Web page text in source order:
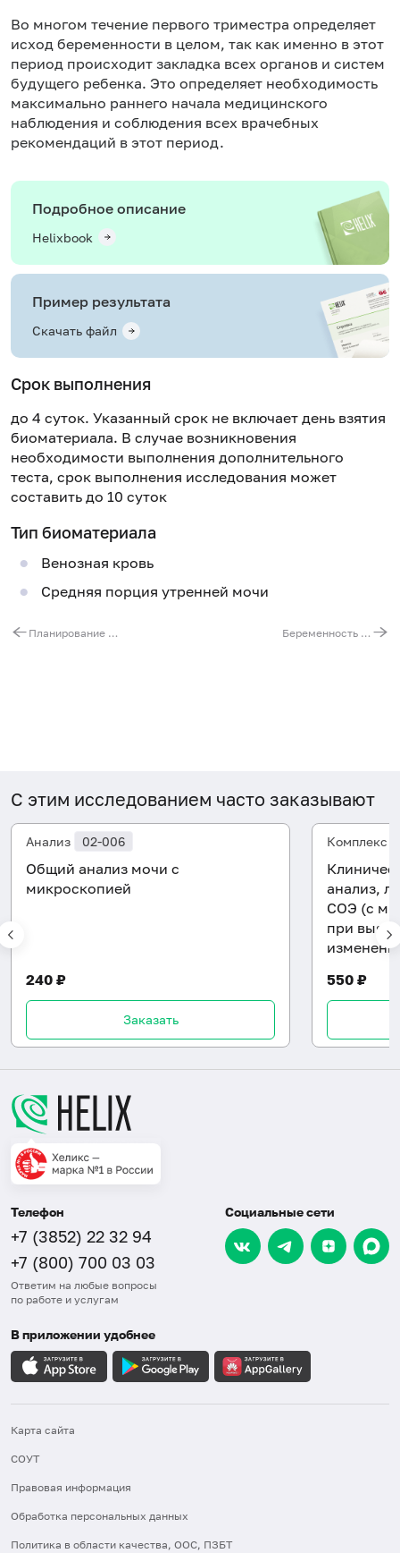
Во многом течение первого триместра определяет
исход беременности в целом, так как именно в этот
период происходит закладка всех органов и систем
будущего ребенка. Это определяет необходимость
максимально раннего начала медицинского
наблюдения и соблюдения всех врачебных
рекомендаций в этот период.
Подробное описание
Helixbook
Пример результата
Скачать файл
Срок выполнения
до 4 суток. Указанный срок не включает день взятия
биоматериала. В случае возникновения
необходимости выполнения дополнительного
теста, срок выполнения исследования может
составить до 10 суток
Тип биоматериала
Венозная кровь
Средняя порция утренней мочи
Планирование беременности - необходимые анализы Беременность - II триместр
С этим исследованием часто заказывают
Анализ 02-006
Общий анализ мочи с
микроскопией
240 ₽
Заказать
Комплекс
анализ,
СОЭ (с
при
550 ₽
Телефон
+7 (3852) 22 32 94
+7 (800) 700 03 03
Ответим на любые вопросы
по работе и услугам
Социальные сети
В приложении удобнее
Карта сайта
СОУТ
Правовая информация
Обработка персональных данных
Политика в области качества, ООС, ПЗБТ